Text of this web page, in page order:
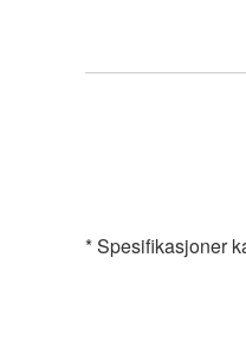
* Spesifikasjoner